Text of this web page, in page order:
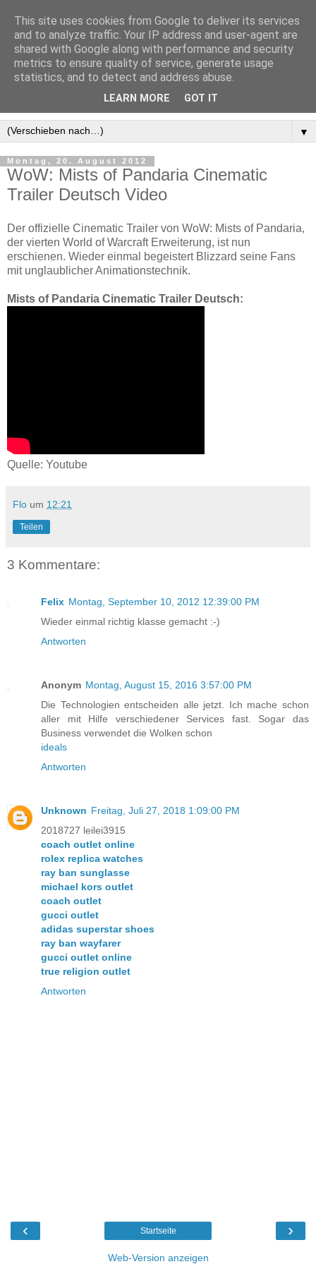
▼
Montag, 20. August 2012
WoW: Mists of Pandaria Cinematic
Trailer Deutsch Video
Der offizielle Cinematic Trailer von WoW: Mists of Pandaria,
der vierten World of Warcraft Erweiterung, ist nun
erschienen. Wieder einmal begeistert Blizzard seine Fans
mit unglaublicher Animationstechnik.
Mists of Pandaria Cinematic Trailer Deutsch:
Quelle: Youtube
Flo um 12:21
Teilen
3 Kommentare:
Felix Montag, September 10, 2012 12:39:00 PM
Wieder einmal richtig klasse gemacht :-)
Antworten
Anonym Montag, August 15, 2016 3:57:00 PM
Die Technologien entscheiden alle jetzt. Ich mache schon
aller mit Hilfe verschiedener Services fast. Sogar das
Business verwendet die Wolken schon
ideals
Antworten
Unknown Freitag, Juli 27, 2018 1:09:00 PM
2018727 leilei3915
coach outlet online
rolex replica watches
ray ban sunglasse
michael kors outlet
coach outlet
gucci outlet
adidas superstar shoes
ray ban wayfarer
gucci outlet online
true religion outlet
Antworten
‹ ›
Startseite
Web-Version anzeigen
This site uses cookies from Google to deliver its services
and to analyze traffic. Your IP address and user-agent are
shared with Google along with performance and security
metrics to ensure quality of service, generate usage
statistics, and to detect and address abuse.
LEARN MORE GOT IT